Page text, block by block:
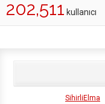
202,511 kullanıcı
SihirliElma